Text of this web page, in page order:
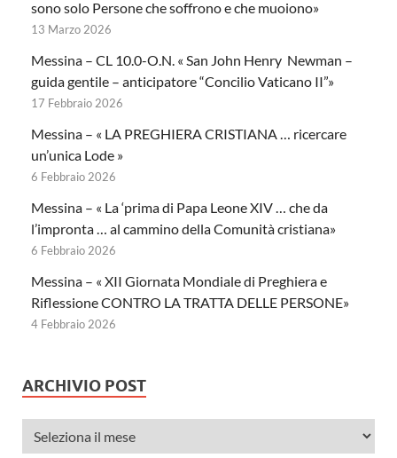
sono solo Persone che soffrono e che muoiono»
13 Marzo 2026
Messina – CL 10.0-O.N. « San John Henry Newman –
guida gentile – anticipatore “Concilio Vaticano II”»
17 Febbraio 2026
Messina – « LA PREGHIERA CRISTIANA … ricercare
un’unica Lode »
6 Febbraio 2026
Messina – « La ‘prima di Papa Leone XIV … che da
l’impronta … al cammino della Comunità cristiana»
6 Febbraio 2026
Messina – « XII Giornata Mondiale di Preghiera e
Riflessione CONTRO LA TRATTA DELLE PERSONE»
4 Febbraio 2026
ARCHIVIO POST